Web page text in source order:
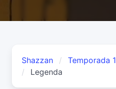
Shazzan Temporada 1
Legenda